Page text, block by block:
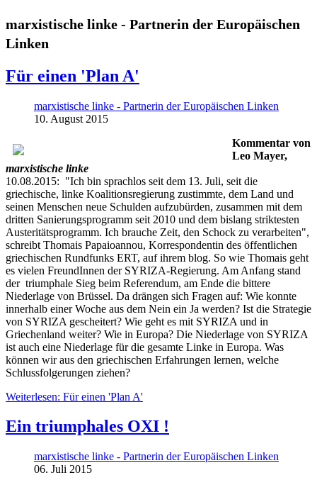
marxistische linke - Partnerin der Europäischen
Linken
Für einen 'Plan A'
marxistische linke - Partnerin der Europäischen Linken
10. August 2015
Kommentar von
Leo Mayer,
marxistische linke
10.08.2015: "Ich bin sprachlos seit dem 13. Juli, seit die
griechische, linke Koalitionsregierung zustimmte, dem Land und
seinen Menschen neue Schulden aufzubürden, zusammen mit dem
dritten Sanierungsprogramm seit 2010 und dem bislang striktesten
Austeritätsprogramm. Ich brauche Zeit, den Schock zu verarbeiten",
schreibt Thomais Papaioannou, Korrespondentin des öffentlichen
griechischen Rundfunks ERT, auf ihrem blog. So wie Thomais geht
es vielen FreundInnen der SYRIZA-Regierung. Am Anfang stand
der triumphale Sieg beim Referendum, am Ende die bittere
Niederlage von Brüssel. Da drängen sich Fragen auf: Wie konnte
innerhalb einer Woche aus dem Nein ein Ja werden? Ist die Strategie
von SYRIZA gescheitert? Wie geht es mit SYRIZA und in
Griechenland weiter? Wie in Europa? Die Niederlage von SYRIZA
ist auch eine Niederlage für die gesamte Linke in Europa. Was
können wir aus den griechischen Erfahrungen lernen, welche
Schlussfolgerungen ziehen?
Weiterlesen: Für einen 'Plan A'
Ein triumphales OXI !
marxistische linke - Partnerin der Europäischen Linken
06. Juli 2015